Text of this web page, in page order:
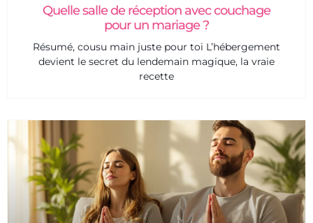
Quelle salle de réception avec couchage
pour un mariage ?
Résumé, cousu main juste pour toi L’hébergement
devient le secret du lendemain magique, la vraie
recette